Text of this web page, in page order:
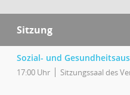
Sitzung
Sozial- und
17:00 Uhr Sitzungssaal des